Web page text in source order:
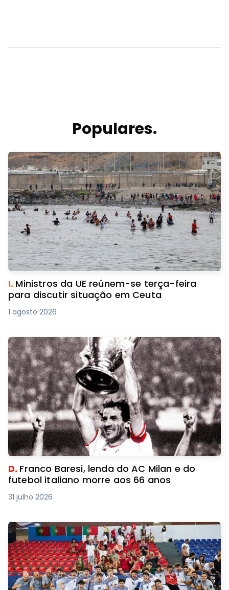
Populares.
I. Ministros da UE reúnem-se terça-feira
para discutir situação em Ceuta
1 agosto 2026
D. Franco Baresi, lenda do AC Milan e do
futebol italiano morre aos 66 anos
31 julho 2026